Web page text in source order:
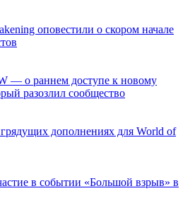
оповестили о скором начале
— о раннем доступе к новому
разозлил сообщество
дополнениях для World of
в событии «Большой взрыв» в